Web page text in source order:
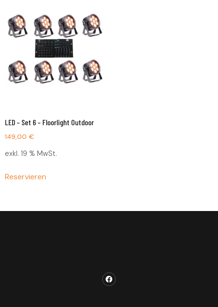
LED – Set 6 – Floorlight Outdoor
149,00 €
exkl. 19 % MwSt.
Reservieren